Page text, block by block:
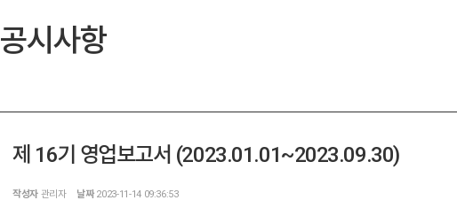
공시사항
제 16기 영업보고서 (2023.01.01~2023.09.30)
작성자 관리자 날짜2023-11-14 09:36:53